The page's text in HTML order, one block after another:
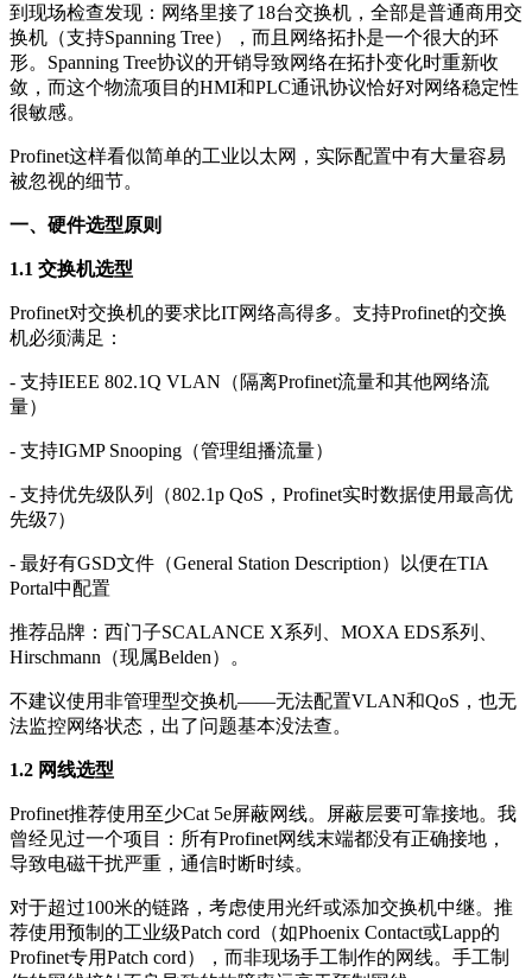
到现场检查发现：网络里接了18台交换机，全部是普通商用交
换机（支持Spanning Tree），而且网络拓扑是一个很大的环
形。Spanning Tree协议的开销导致网络在拓扑变化时重新收
敛，而这个物流项目的HMI和PLC通讯协议恰好对网络稳定性
很敏感。
Profinet这样看似简单的工业以太网，实际配置中有大量容易
被忽视的细节。
一、硬件选型原则
1.1 交换机选型
Profinet对交换机的要求比IT网络高得多。支持Profinet的交换
机必须满足：
- 支持IEEE 802.1Q VLAN（隔离Profinet流量和其他网络流
量）
- 支持IGMP Snooping（管理组播流量）
- 支持优先级队列（802.1p QoS，Profinet实时数据使用最高优
先级7）
- 最好有GSD文件（General Station Description）以便在TIA
Portal中配置
推荐品牌：西门子SCALANCE X系列、MOXA EDS系列、
Hirschmann（现属Belden）。
不建议使用非管理型交换机——无法配置VLAN和QoS，也无
法监控网络状态，出了问题基本没法查。
1.2 网线选型
Profinet推荐使用至少Cat 5e屏蔽网线。屏蔽层要可靠接地。我
曾经见过一个项目：所有Profinet网线末端都没有正确接地，
导致电磁干扰严重，通信时断时续。
对于超过100米的链路，考虑使用光纤或添加交换机中继。推
荐使用预制的工业级Patch cord（如Phoenix Contact或Lapp的
Profinet专用Patch cord），而非现场手工制作的网线。手工制